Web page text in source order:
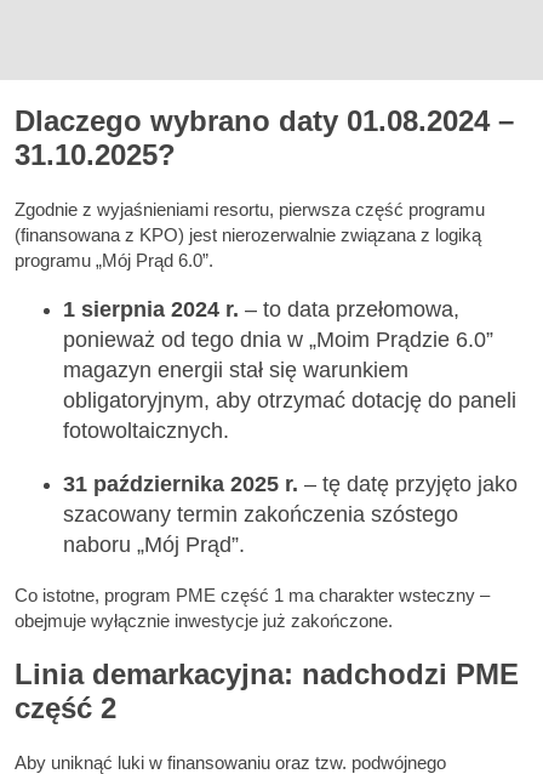
Dlaczego wybrano daty 01.08.2024 –
31.10.2025?
Zgodnie z wyjaśnieniami resortu, pierwsza część programu
(finansowana z KPO) jest nierozerwalnie związana z logiką
programu „Mój Prąd 6.0”.
1 sierpnia 2024 r. – to data przełomowa,
ponieważ od tego dnia w „Moim Prądzie 6.0”
magazyn energii stał się warunkiem
obligatoryjnym, aby otrzymać dotację do paneli
fotowoltaicznych.
31 października 2025 r. – tę datę przyjęto jako
szacowany termin zakończenia szóstego
naboru „Mój Prąd”.
Co istotne, program PME część 1 ma charakter wsteczny –
obejmuje wyłącznie inwestycje już zakończone.
Linia demarkacyjna: nadchodzi PME
część 2
Aby uniknąć luki w finansowaniu oraz tzw. podwójnego